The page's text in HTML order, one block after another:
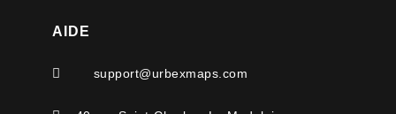
AIDE
 support@urbexmaps.com